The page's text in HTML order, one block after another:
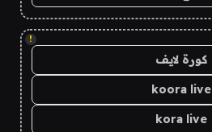
!
كورة لايف
koora live
kora live